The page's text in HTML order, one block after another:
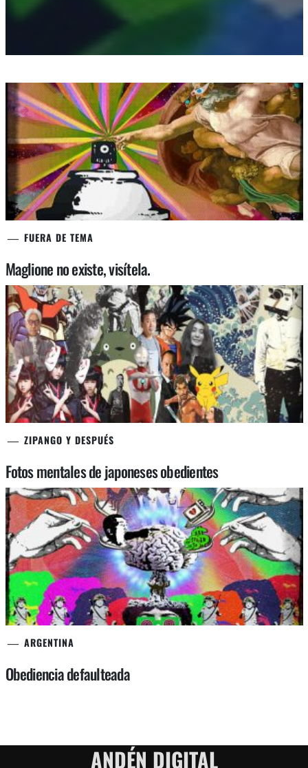
FUERA DE TEMA
Maglione no existe, visítela.
ZIPANGO Y DESPUÉS
Fotos mentales de japoneses obedientes
ARGENTINA
Obediencia defaulteada
ANDÉN DIGITAL